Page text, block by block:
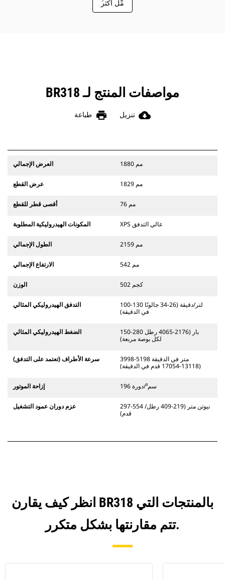
َمِّل أكثر
مواصفات المنتج لـ BR318
cloud_download تنزيل print طباعة
العرض الإجمالي 1880 مم
عرض القطع 1829 مم
أقصى قطر للقطع 76 مم
المكونات الهيدروليكية المطلوبة XPS عالي التدفق
الطول الإجمالي 2159 مم
الارتفاع الإجمالي 542 مم
الوزن 502 كجم
التدفق الهيدروليكي المثالي
100-130 لتر/دقيقة (26-34 جالونًا
في الدقيقة)
الضغط الهيدروليكي المثالي
150-280 بار (2176-4065 رطل
لكل بوصة مربعة)
سرعة الأطراف (تعتمد على التدفق)
3998-5198 متر في الدقيقة
(13118-17054 قدم في الدقيقة)
إزاحة الموتور 196 سم³/دورة
عزم دوران عمود التشغيل
297-554 نيوتن متر (219-409 رطل/
قدم)
انظر كيف يقارن BR318 بالمنتجات التي
تتم مقارنتها بشكل متكرر.